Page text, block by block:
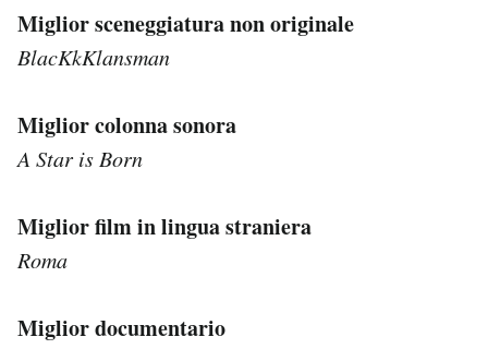
Miglior sceneggiatura non originale
BlacKkKlansman
Miglior colonna sonora
A Star is Born
Miglior film in lingua straniera
Roma
Miglior documentario